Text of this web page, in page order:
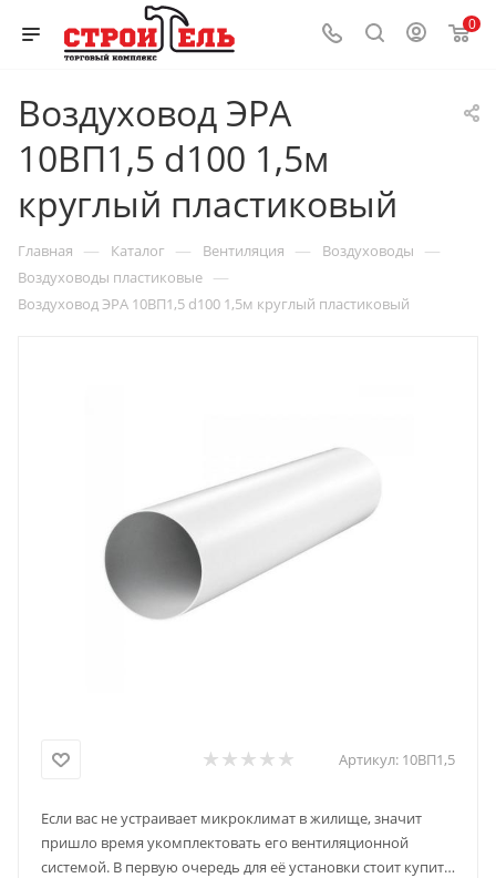
0
Воздуховод ЭРА
10ВП1,5 d100 1,5м
круглый пластиковый
Главная — Каталог — Вентиляция — Воздуховоды —
Воздуховоды пластиковые —
Воздуховод ЭРА 10ВП1,5 d100 1,5м круглый пластиковый
Артикул: 10ВП1,5
Если вас не устраивает микроклимат в жилище, значит
пришло время укомплектовать его вентиляционной
системой. В первую очередь для её установки стоит купить